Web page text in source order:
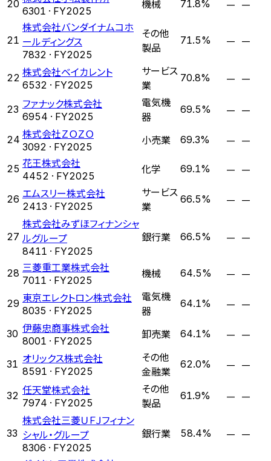
20
6301 · FY2025 機械 71.8% — —
21
株式会社バンダイナムコホ
ールディングス
7832 · FY2025
その他
製品
71.5% — —
22 株式会社ベイカレント
6532 · FY2025
サービス
業
70.8% — —
23 ファナック株式会社
6954 · FY2025
電気機
器
69.5% — —
24 株式会社ＺＯＺＯ
3092 · FY2025 小売業 69.3% — —
25 花王株式会社
4452 · FY2025 化学 69.1% — —
26 エムスリー株式会社
2413 · FY2025
サービス
業
66.5% — —
27
株式会社みずほフィナンシャ
ルグループ
8411 · FY2025
銀行業 66.5% — —
28 三菱重工業株式会社
7011 · FY2025 機械 64.5% — —
29 東京エレクトロン株式会社
8035 · FY2025
電気機
器
64.1% — —
30 伊藤忠商事株式会社
8001 · FY2025 卸売業 64.1% — —
31 オリックス株式会社
8591 · FY2025
その他
金融業
62.0% — —
32 任天堂株式会社
7974 · FY2025
その他
製品
61.9% — —
33
株式会社三菱ＵＦＪフィナン
シャル・グループ
8306 · FY2025
銀行業 58.4% — —